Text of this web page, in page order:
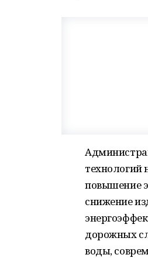
технологий
повышение
снижение
дорожных
воды,